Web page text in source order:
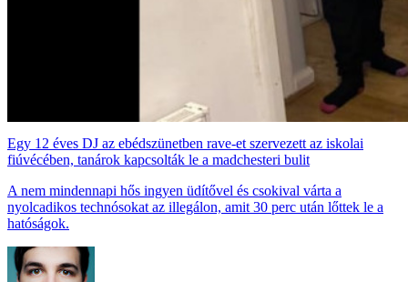
Egy 12 éves DJ az ebédszünetben rave-et szervezett az iskolai
fiúvécében, tanárok kapcsolták le a madchesteri bulit
A nem mindennapi hős ingyen üdítővel és csokival várta a
nyolcadikos technósokat az illegálon, amit 30 perc után lőttek le a
hatóságok.